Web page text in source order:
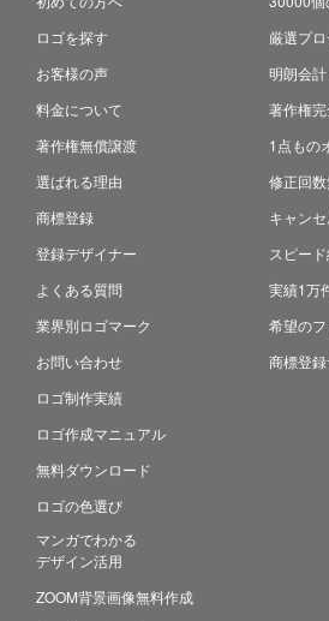
ロゴを探す
お客様の声
料金について
著作権無償譲渡
選ばれる理由
商標登録
登録デザイナー
よくある質問
業界別ロゴマーク
お問い合わせ
ロゴ制作実績
ロゴ作成マニュアル
無料ダウンロード
ロゴの色選び
マンガでわかる
デザイン活用
ZOOM背景画像無料作成
厳選プ
明朗会
著作権
1点もの
修正回
キャンセ
スピー
実績1万
希望の
商標登